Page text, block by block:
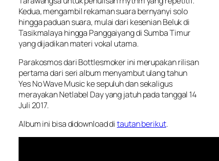
Kedua, mengambil rekaman suara bernyanyi solo
hingga paduan suara, mulai dari kesenian Beluk di
Tasikmalaya hingga Panggaiyang di Sumba Timur
yang dijadikan materi vokal utama.
Parakosmos dari Bottlesmoker ini merupakan rilisan
pertama dari seri album menyambut ulang tahun
Yes No Wave Music ke sepuluh dan sekaligus
merayakan Netlabel Day yang jatuh pada tanggal 14
Juli 2017.
Album ini bisa didownload ditautan berikut.